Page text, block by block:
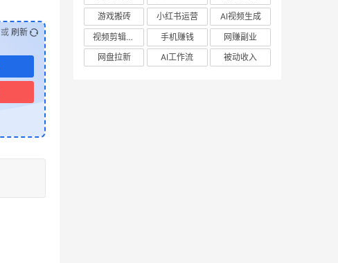
或 刷新
游戏搬砖
小红书运营
AI视频生成
视频剪辑教程
手机赚钱
网赚副业
网盘拉新
AI工作流 被动收入